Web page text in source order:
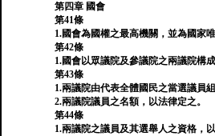
第四章 國會
第41條
1.國會為國權之最高機關，並為國家
第42條
1.國會以眾議院及參議院之兩議院構成
第43條
1.兩議院由代表全體國民之當選議員組
2.兩議院議員之名額，以法律定之。
第44條
1.兩議院之議員及其選舉人之資格，